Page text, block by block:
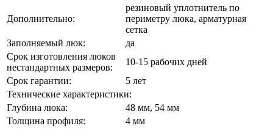
Дополнительно:
резиновый уплотнитель по
периметру люка, арматурная
сетка
Заполняемый люк:
да
Срок изготовления люков
нестандартных размеров:
10-15 рабочих дней
Срок гарантии:
5 лет
Технические характеристики:
Глубина люка:
48 мм, 54 мм
Толщина профиля:
4 мм